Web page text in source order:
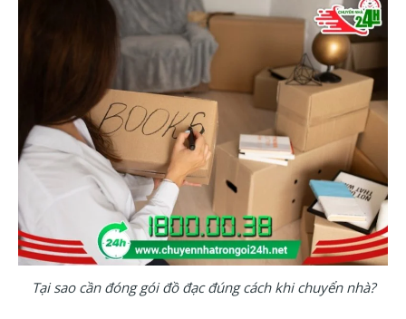
Tại sao cần đóng gói đồ đạc đúng cách khi chuyển nhà?